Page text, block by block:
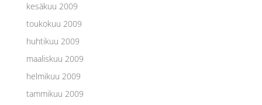
kesäkuu 2009
toukokuu 2009
huhtikuu 2009
maaliskuu 2009
helmikuu 2009
tammikuu 2009